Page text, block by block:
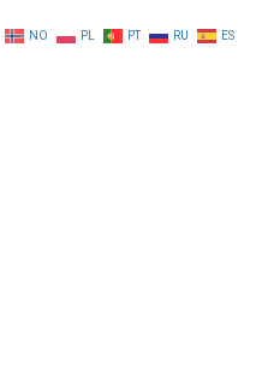
NO PL PT RU ES